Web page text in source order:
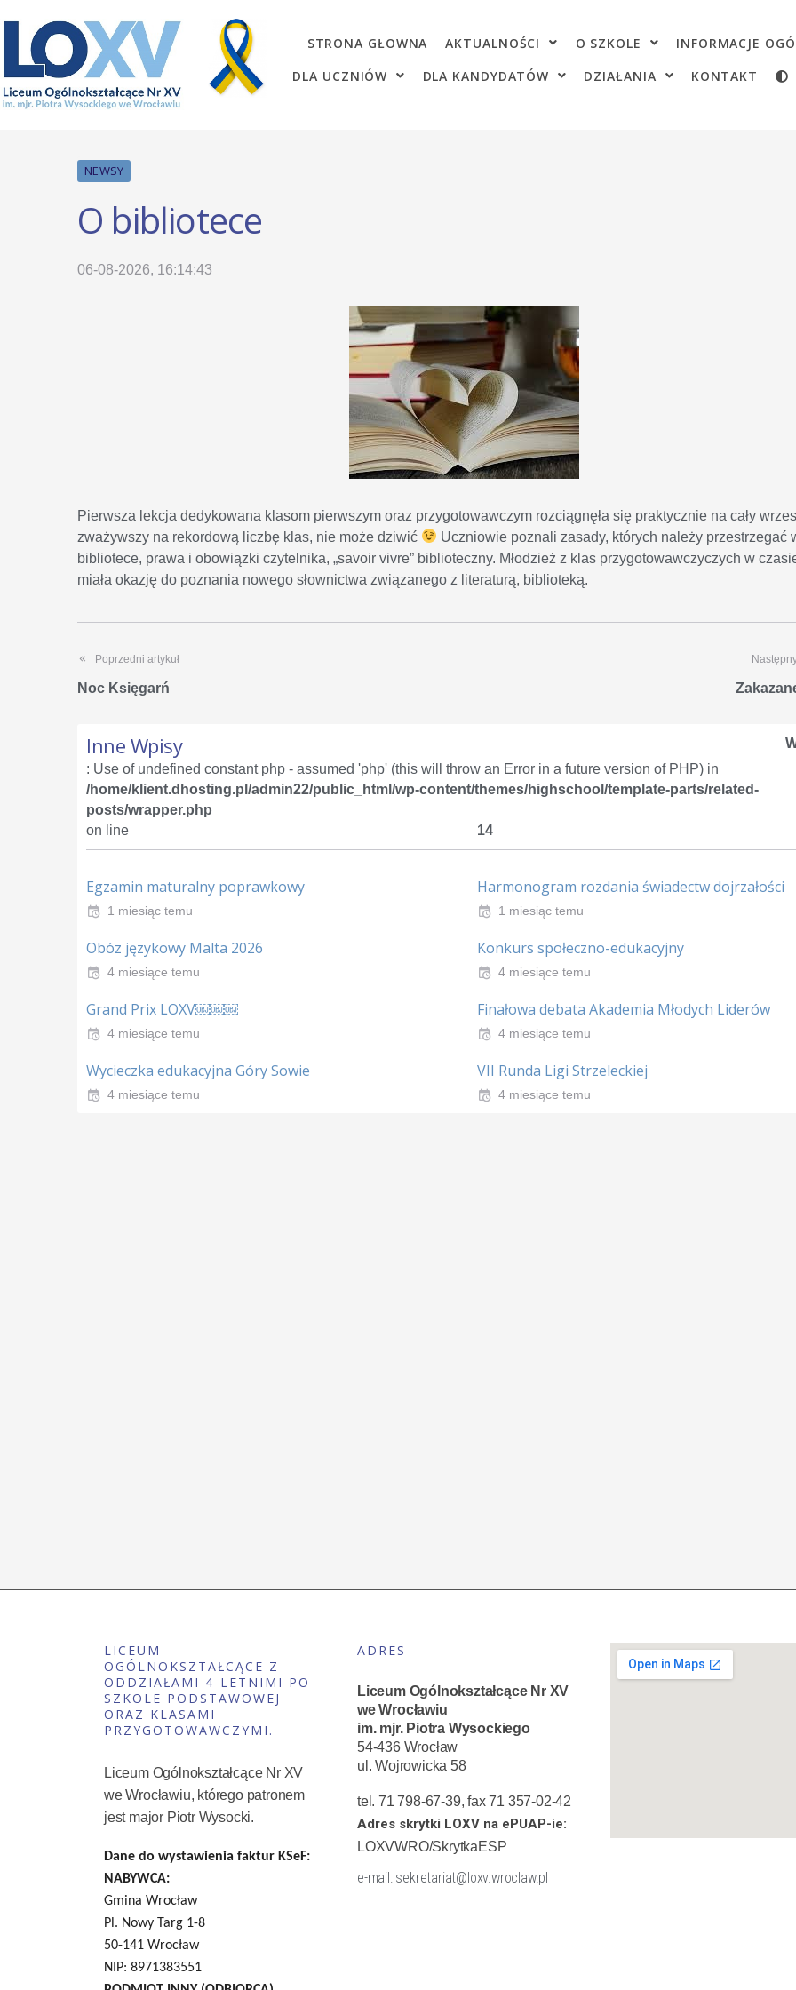
STRONA GŁOWNA AKTUALNOŚCI O SZKOLE INFORMACJE
DLA UCZNIÓW
DLA KANDYDATÓW DZIAŁANIA KONTAKT
NEWSY
O bibliotece
06-08-2026, 16:14:43
Pierwsza lekcja dedykowana klasom pierwszym oraz przygotowawczym rozciągnęła się praktycznie na cały
zważywszy na rekordową liczbę klas, nie może dziwić
Uczniowie poznali zasady, których należy przestrzegać
bibliotece, prawa i obowiązki czytelnika, „savoir vivre” biblioteczny. Młodzież z klas przygotowawczyczych w
miała okazję do poznania nowego słownictwa związanego z literaturą, biblioteką.
Poprzedni artykuł
Noc Księgarń
Inne Wpisy
: Use of undefined constant php - assumed 'php' (this will throw an Error in a future version of PHP) in
/home/klient.dhosting.pl/admin22/public_html/wp-content/themes/highschool/template-parts/related-
posts/wrapper.php
on line
14
Egzamin maturalny poprawkowy
1 miesiąc temu
Harmonogram rozdania świadectw dojrzałości
1 miesiąc temu
Obóz językowy Malta 2026
4 miesiące temu
Konkurs społeczno-edukacyjny
4 miesiące temu
Grand Prix LOXV￼￼￼
4 miesiące temu
Finałowa debata Akademia Młodych Liderów
4 miesiące temu
Wycieczka edukacyjna Góry Sowie
4 miesiące temu
VII Runda Ligi Strzeleckiej
4 miesiące temu
LICEUM
OGÓLNOKSZTAŁCĄCE Z
ODDZIAŁAMI 4-LETNIMI PO
SZKOLE PODSTAWOWEJ
ORAZ KLASAMI
PRZYGOTOWAWCZYMI.
Liceum Ogólnokształcące Nr XV
we Wrocławiu, którego patronem
jest major Piotr Wysocki.
Dane do wystawienia faktur KSeF:
NABYWCA:
Gmina Wrocław
Pl. Nowy Targ 1-8
50-141 Wrocław
NIP: 8971383551
ADRES
Liceum Ogólnokształcące Nr XV
we Wrocławiu
im. mjr. Piotra Wysockiego
54-436 Wrocław
ul. Wojrowicka 58
tel. 71 798-67-39, fax 71 357-02-42
Adres skrytki LOXV na ePUAP-ie:
LOXVWRO/SkrytkaESP
e-mail: sekretariat@loxv.wroclaw.pl